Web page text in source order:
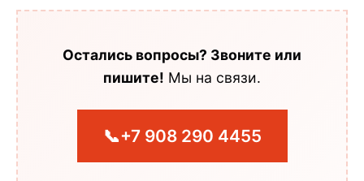
Остались вопросы? Звоните или
пишите! Мы на связи.
📞+7 908 290 4455